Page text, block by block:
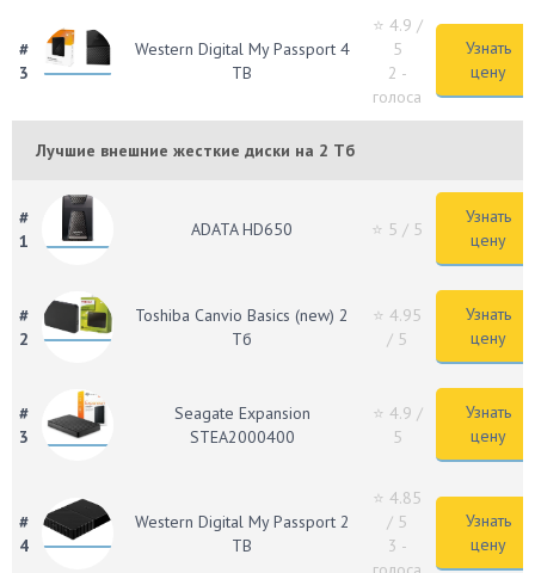
#
3
Western Digital My Passport 4
TB
⭐ 4.9 /
5
2 -
голоса
Узнать
цену
Лучшие внешние жесткие диски на 2 Тб
#
1
ADATA HD650 ⭐ 5 / 5
Узнать
цену
#
2
Toshiba Canvio Basics (new) 2
Тб
⭐ 4.95
/ 5
Узнать
цену
#
3
Seagate Expansion
STEA2000400
⭐ 4.9 /
5
Узнать
цену
#
4
Western Digital My Passport 2
TB
⭐ 4.85
/ 5
3 -
Узнать
цену